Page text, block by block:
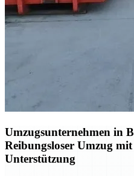
Umzugsunternehmen in
Reibungsloser Umzug
Unterstützung